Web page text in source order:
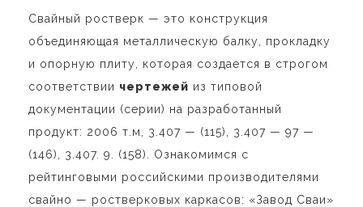
Свайный ростверк — это конструкция
объединяющая металлическую балку, прокладку
и опорную плиту, которая создается в строгом
соответствии чертежей из типовой
документации (серии) на разработанный
продукт: 2006 т.м, 3.407 — (115), 3.407 — 97 —
(146), 3.407. 9. (158). Ознакомимся с
рейтинговыми российскими производителями
свайно — ростверковых каркасов: «Завод Сваи»